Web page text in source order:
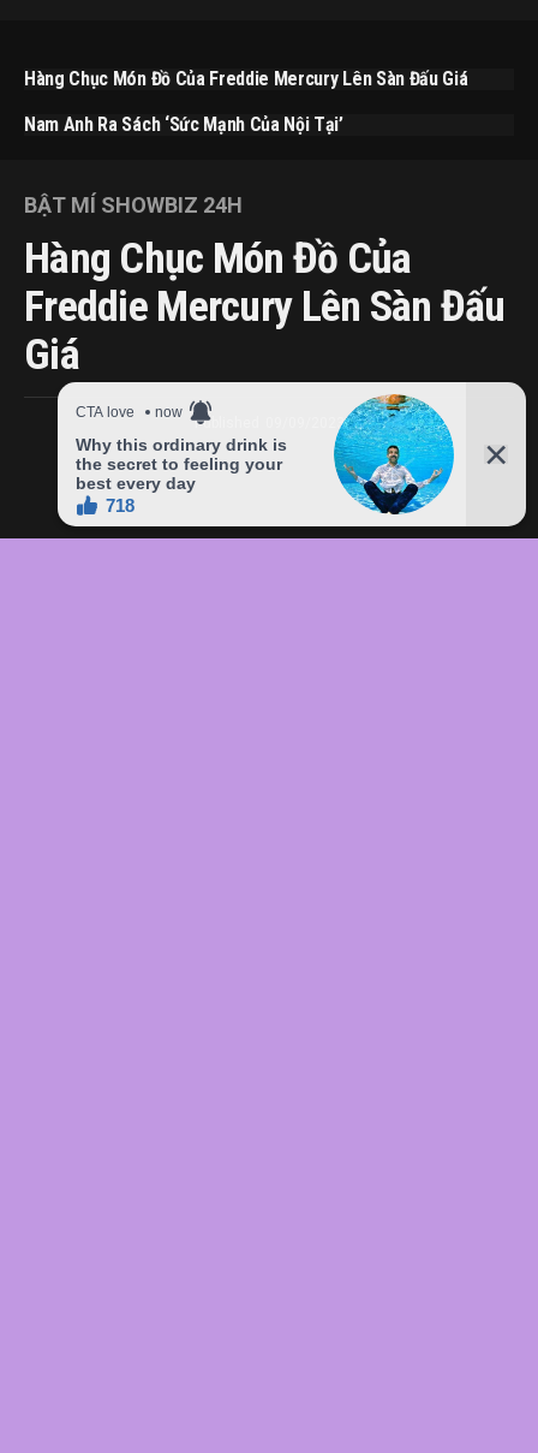
Hàng Chục Món Đồ Của Freddie Mercury Lên Sàn Đấu Giá
Nam Anh Ra Sách ‘Sức Mạnh Của Nội Tại’
BẬT MÍ SHOWBIZ 24H
Hàng Chục Món Đồ Của
Freddie Mercury Lên Sàn Đấu
Giá
Published 09/09/2023